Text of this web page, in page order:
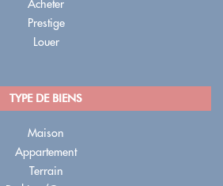
Acheter
Prestige
Louer
TYPE DE BIENS
Maison
Appartement
Terrain